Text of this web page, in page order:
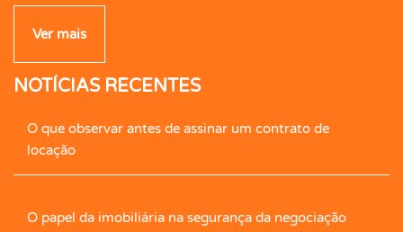
Campo de Futebol
Caseiro Central de Gás
Cerca Elétrica
Ver mais
NOTÍCIAS RECENTES
O que observar antes de assinar um contrato de
locação
O papel da imobiliária na segurança da negociação